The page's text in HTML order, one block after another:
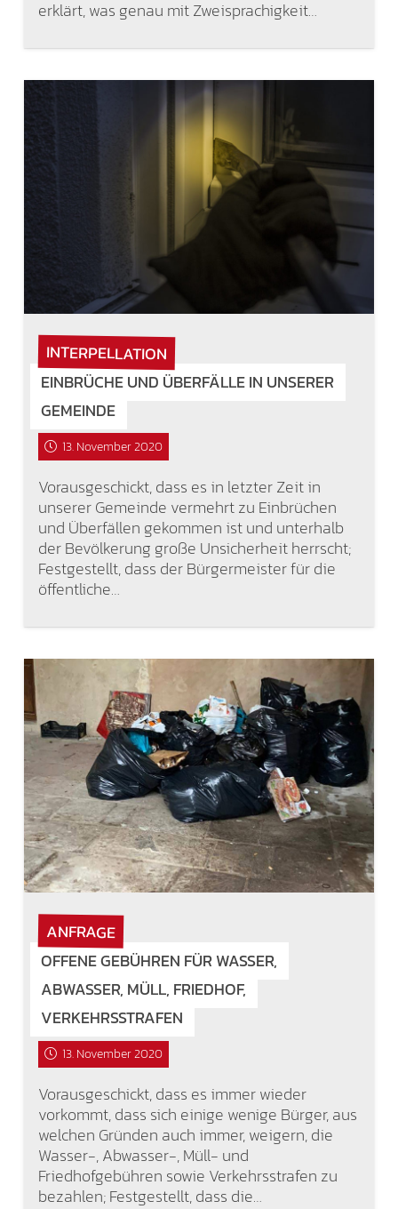
erklärt, was genau mit Zweisprachigkeit…
INTERPELLATION
EINBRÜCHE UND ÜBERFÄLLE IN UNSERER
GEMEINDE
13. November 2020
Vorausgeschickt, dass es in letzter Zeit in
unserer Gemeinde vermehrt zu Einbrüchen
und Überfällen gekommen ist und unterhalb
der Bevölkerung große Unsicherheit herrscht;
Festgestellt, dass der Bürgermeister für die
öffentliche…
ANFRAGE
OFFENE GEBÜHREN FÜR WASSER,
ABWASSER, MÜLL, FRIEDHOF,
VERKEHRSSTRAFEN
13. November 2020
Vorausgeschickt, dass es immer wieder
vorkommt, dass sich einige wenige Bürger, aus
welchen Gründen auch immer, weigern, die
Wasser-, Abwasser-, Müll- und
Friedhofgebühren sowie Verkehrsstrafen zu
bezahlen; Festgestellt, dass die…